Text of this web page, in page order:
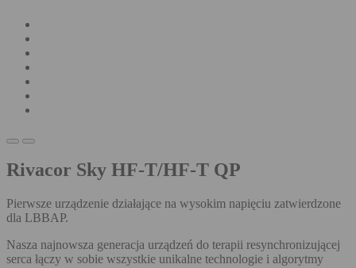
Rivacor Sky HF-T/HF-T QP
Pierwsze urządzenie działające na wysokim napięciu zatwierdzone
dla LBBAP.
Nasza najnowsza generacja urządzeń do terapii resynchronizującej
serca łączy w sobie wszystkie unikalne technologie i algorytmy